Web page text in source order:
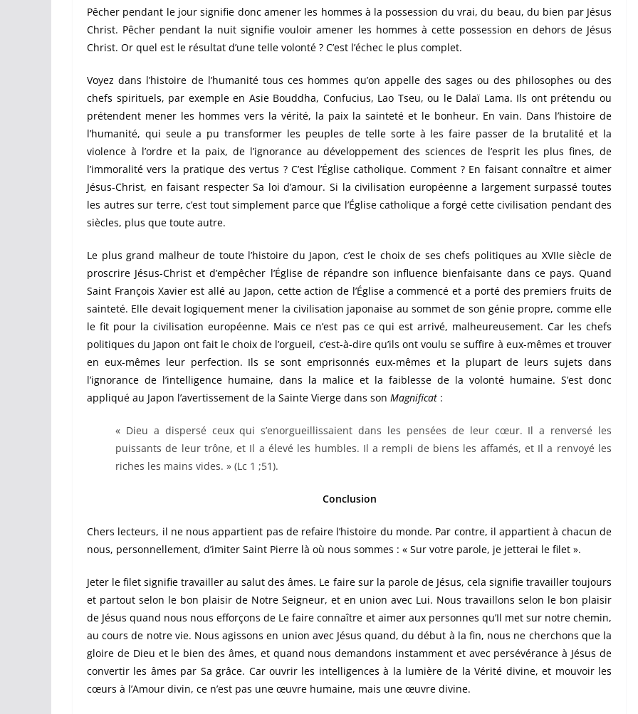
Pêcher pendant le jour signifie donc amener les hommes à la possession du vrai, du beau, du bien par Jésus
Christ. Pêcher pendant la nuit signifie vouloir amener les hommes à cette possession en dehors de Jésus
Christ. Or quel est le résultat d’une telle volonté ? C’est l’échec le plus complet.
Voyez dans l’histoire de l’humanité tous ces hommes qu’on appelle des sages ou des philosophes ou des
chefs spirituels, par exemple en Asie Bouddha, Confucius, Lao Tseu, ou le Dalaï Lama. Ils ont prétendu ou
prétendent mener les hommes vers la vérité, la paix la sainteté et le bonheur. En vain. Dans l’histoire de
l’humanité, qui seule a pu transformer les peuples de telle sorte à les faire passer de la brutalité et la
violence à l’ordre et la paix, de l’ignorance au développement des sciences de l’esprit les plus fines, de
l’immoralité vers la pratique des vertus ? C’est l’Église catholique. Comment ? En faisant connaître et aimer
Jésus-Christ, en faisant respecter Sa loi d’amour. Si la civilisation européenne a largement surpassé toutes
les autres sur terre, c’est tout simplement parce que l’Église catholique a forgé cette civilisation pendant des
siècles, plus que toute autre.
Le plus grand malheur de toute l’histoire du Japon, c’est le choix de ses chefs politiques au XVIIe siècle de
proscrire Jésus-Christ et d’empêcher l’Église de répandre son influence bienfaisante dans ce pays. Quand
Saint François Xavier est allé au Japon, cette action de l’Église a commencé et a porté des premiers fruits de
sainteté. Elle devait logiquement mener la civilisation japonaise au sommet de son génie propre, comme elle
le fit pour la civilisation européenne. Mais ce n’est pas ce qui est arrivé, malheureusement. Car les chefs
politiques du Japon ont fait le choix de l’orgueil, c’est-à-dire qu’ils ont voulu se suffire à eux-mêmes et trouver
en eux-mêmes leur perfection. Ils se sont emprisonnés eux-mêmes et la plupart de leurs sujets dans
l’ignorance de l’intelligence humaine, dans la malice et la faiblesse de la volonté humaine. S’est donc
appliqué au Japon l’avertissement de la Sainte Vierge dans son Magnificat :
« Dieu a dispersé ceux qui s’enorgueillissaient dans les pensées de leur cœur. Il a renversé les
puissants de leur trône, et Il a élevé les humbles. Il a rempli de biens les affamés, et Il a renvoyé les
riches les mains vides. » (Lc 1 ;51).
Conclusion
Chers lecteurs, il ne nous appartient pas de refaire l’histoire du monde. Par contre, il appartient à chacun de
nous, personnellement, d’imiter Saint Pierre là où nous sommes : « Sur votre parole, je jetterai le filet ».
Jeter le filet signifie travailler au salut des âmes. Le faire sur la parole de Jésus, cela signifie travailler toujours
et partout selon le bon plaisir de Notre Seigneur, et en union avec Lui. Nous travaillons selon le bon plaisir
de Jésus quand nous nous efforçons de Le faire connaître et aimer aux personnes qu’Il met sur notre chemin,
au cours de notre vie. Nous agissons en union avec Jésus quand, du début à la fin, nous ne cherchons que la
gloire de Dieu et le bien des âmes, et quand nous demandons instamment et avec persévérance à Jésus de
convertir les âmes par Sa grâce. Car ouvrir les intelligences à la lumière de la Vérité divine, et mouvoir les
cœurs à l’Amour divin, ce n’est pas une œuvre humaine, mais une œuvre divine.